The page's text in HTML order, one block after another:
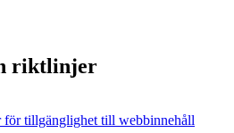
riktlinjer
tillgänglighet till webbinnehåll